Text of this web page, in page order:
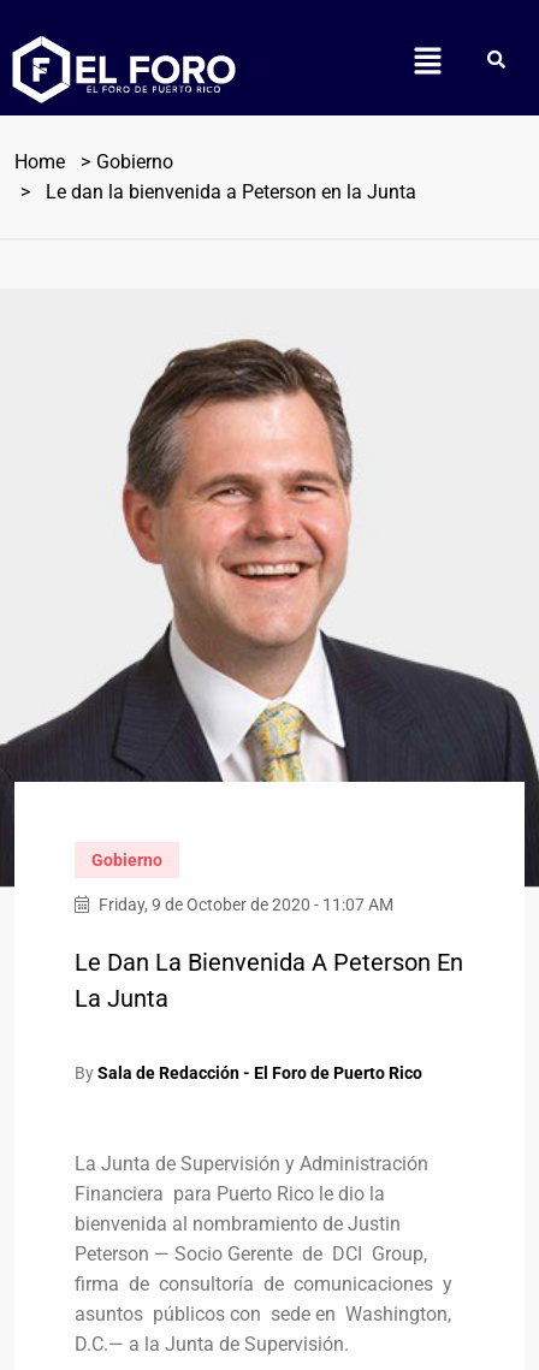
Home
Gobierno
Le dan la bienvenida a Peterson en la Junta
Gobierno
Friday, 9 de October de 2020 - 11:07 AM
Le Dan La Bienvenida A Peterson En
La Junta
BySala de Redacción - El Foro de Puerto Rico
La Junta de Supervisión y Administración
Financiera para Puerto Rico le dio la
bienvenida al nombramiento de Justin
Peterson — Socio Gerente de DCI Group,
firma de consultoría de comunicaciones y
asuntos públicos con sede en Washington,
D.C.— a la Junta de Supervisión.